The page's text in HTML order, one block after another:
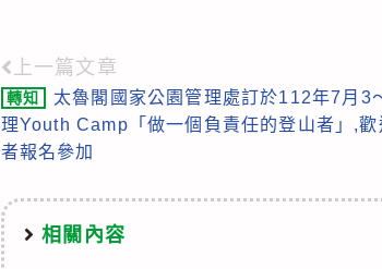
Read
more
articles
上一篇文章
轉知
太魯閣國家公園管理處訂於112年7月3
理Youth Camp「做一個負責任的登山者」,歡
者報名參加
相關內容